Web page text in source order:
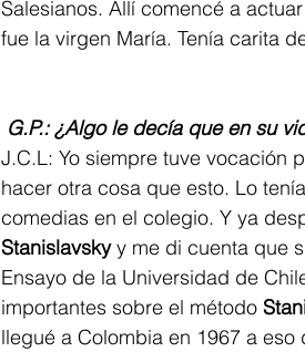
Salesianos. Allí comencé a
fue la virgen María. Tenía carita
G.P.: ¿Algo le decía que en su
J.C.L: Yo siempre tuve vocación
hacer otra cosa que esto. Lo
comedias en el colegio. Y ya
Stanislavsky y me di cuenta que
Ensayo de la Universidad de
importantes sobre el método
llegué a Colombia en 1967 a